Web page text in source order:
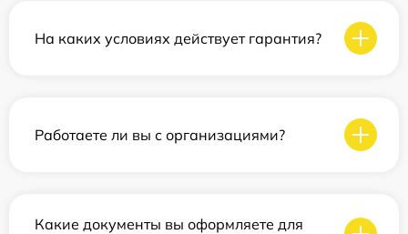
На каких условиях действует гарантия?
Работаете ли вы с организациями?
Какие документы вы оформляете для